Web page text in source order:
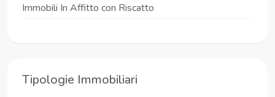
Immobili In Affitto con Riscatto
Tipologie Immobiliari